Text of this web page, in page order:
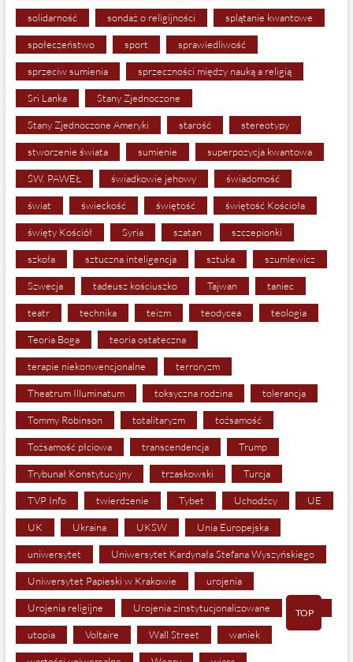
solidarność sondaż o religijności splątanie kwantowe
społeczeństwo sport sprawiedliwość
sprzeciw sumienia sprzeczności między nauką a religią
Sri Lanka Stany Zjednoczone
Stany Zjednoczone Ameryki starość stereotypy
stworzenie świata sumienie superpozycja kwantowa
ŚW. PAWEŁ świadkowie jehowy świadomość
świat świeckość świętość świętość Kościoła
święty Kościół Syria szatan szczepionki
szkoła sztuczna inteligencja sztuka szumlewicz
Szwecja tadeusz kościuszko Tajwan taniec
teatr technika teizm teodycea teologia
Teoria Boga teoria ostateczna
terapie niekonwencjonalne terroryzm
Theatrum Illuminatum toksyczna rodzina tolerancja
Tommy Robinson totalitaryzm tożsamość
Tożsamość płciowa transcendencja Trump
Trybunał Konstytucyjny trzaskowski Turcja
TVP Info twierdzenie Tybet Uchodźcy UE
UK Ukraina UKSW Unia Europejska
uniwersytet Uniwersytet Kardynała Stefana Wyszyńskiego
Uniwersytet Papieski w Krakowie urojenia
Urojenia religijne Urojenia zinstytucjonalizowane USA
utopia Voltaire Wall Street waniek
TOP